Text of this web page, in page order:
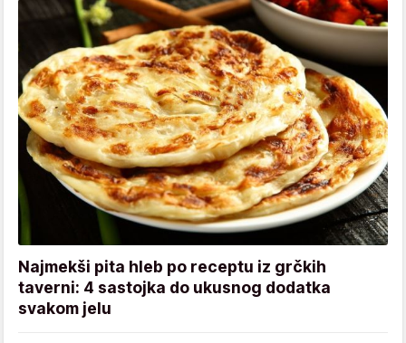
Najmekši pita hleb po receptu iz grčkih
taverni: 4 sastojka do ukusnog dodatka
svakom jelu